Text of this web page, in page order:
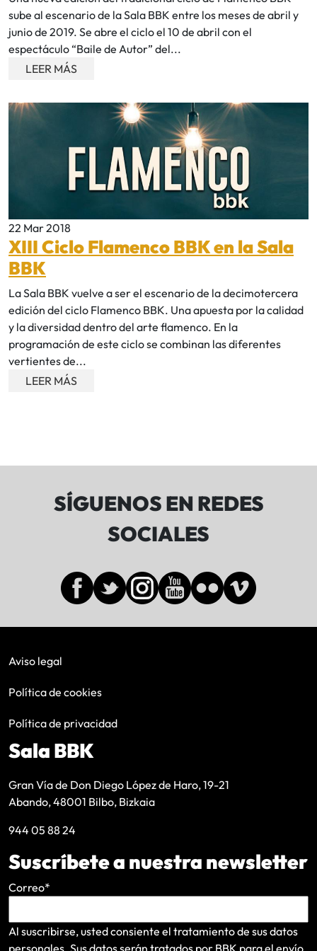
sube al escenario de la Sala BBK entre los meses de abril y
junio de 2019. Se abre el ciclo el 10 de abril con el
espectáculo “Baile de Autor” del...
LEER MÁS
22 Mar 2018
XIII Ciclo Flamenco BBK en la Sala
BBK
La Sala BBK vuelve a ser el escenario de la decimotercera
edición del ciclo Flamenco BBK. Una apuesta por la calidad
y la diversidad dentro del arte flamenco. En la
programación de este ciclo se combinan las diferentes
vertientes de...
LEER MÁS
SÍGUENOS EN REDES
SOCIALES
Aviso legal
Política de cookies
Política de privacidad
Sala BBK
Gran Vía de Don Diego López de Haro, 19-21
Abando, 48001 Bilbo, Bizkaia
944 05 88 24
Suscríbete a nuestra newsletter
Correo*
Al suscribirse, usted consiente el tratamiento de sus datos
personales. Sus datos serán tratados por BBK para el envío